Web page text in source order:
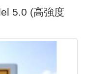
5.0 (高強度